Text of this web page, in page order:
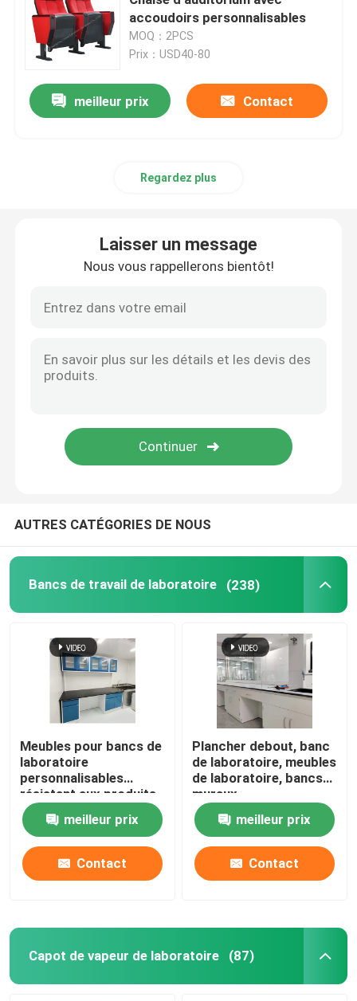
Armoire de stockage de laboratoire
Meubles de laboratoire pour étudiants
Accessoires pour meubles de laboratoire
accoudoirs personnalisables
MOQ：2PCS
Prix：USD40-80
meilleur prix Contact
Regardez plus
Laisser un message
Nous vous rappellerons bientôt!
AUTRES CATÉGORIES DE NOUS
Bancs de travail de laboratoire (238)
Meubles pour bancs de
laboratoire
personnalisables
résistant aux produits
chimiques
W750*H850mm
meilleur prix
Contact
Plancher debout, banc
de laboratoire, meubles
de laboratoire, bancs
muraux
meilleur prix
Contact
Capot de vapeur de laboratoire (87)